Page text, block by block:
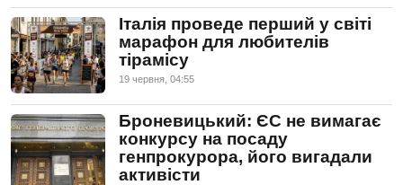
Італія проведе перший у світі
марафон для любителів
тірамісу
19 червня, 04:55
Броневицький: ЄС не вимагає
конкурсу на посаду
генпрокурора, його вигадали
активісти